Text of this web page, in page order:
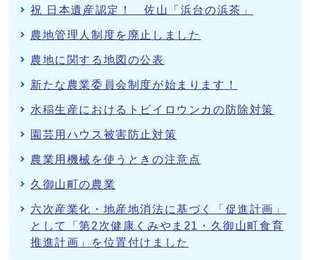
祝 日本遺産認定！ 佐山「浜台の浜茶」
農地管理人制度を廃止しました
農地に関する地図の公表
新たな農業委員会制度が始まります！
水稲生産におけるトビイロウンカの防除対策
園芸用ハウス被害防止対策
農業用機械を使うときの注意点
久御山町の農業
六次産業化・地産地消法に基づく「促進計画」
として「第2次健康くみやま21・久御山町食育
推進計画」を位置付けました